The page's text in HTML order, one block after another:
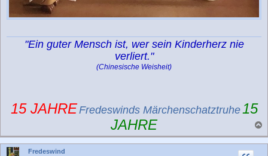
"Ein guter Mensch ist, wer sein Kinderherz nie
verliert."
(Chinesische Weisheit)
15 JAHREFredeswinds Märchenschatztruhe 15
JAHRE
a
c
Fredeswind